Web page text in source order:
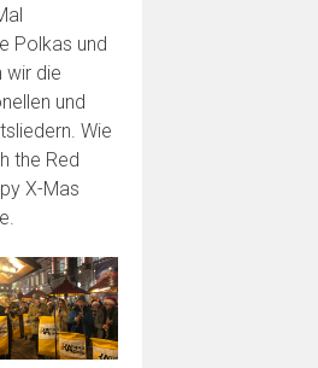
Polkas und
wir die
und
Wie
the Red
X-Mas